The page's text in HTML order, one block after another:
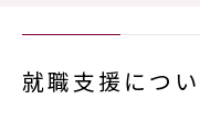
就職支援につ